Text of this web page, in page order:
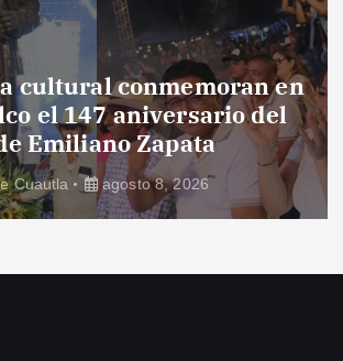
cultural conmemoran en
el 147 aniversario del
Emiliano Zapata
Cuautla agosto 8, 2026